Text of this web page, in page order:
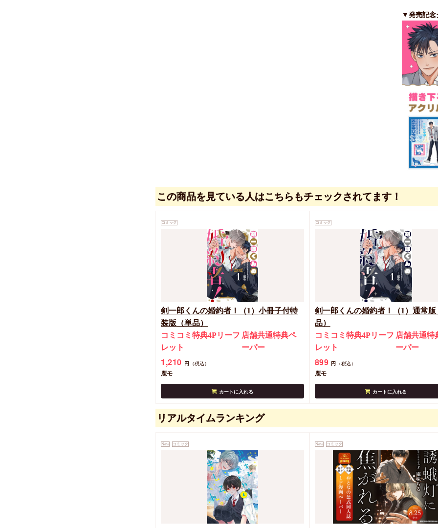
▼発売記念
この商品を見ている人はこちらもチェックされてます！
コミック
剣一郎くんの婚約者！（1）小冊子付特
装版（単品）
コミコミ特典4Pリーフ
レット
店舗共通特典ペ
ーパー
1,210 円 （税込）
鹿モ
カートに入れる
コミック
剣一郎くんの婚約者！（1）通常版
品）
コミコミ特典4Pリーフ
レット
店舗共通特
ーパー
899 円 （税込）
鹿モ
カートに入れる
リアルタイムランキング
New コミック New コミック